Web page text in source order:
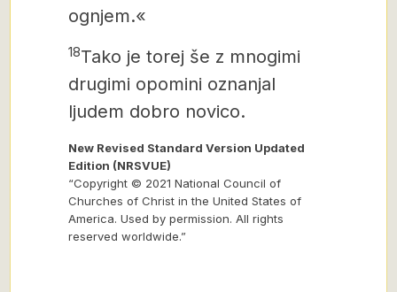
ognjem.«
18Tako je torej še z mnogimi
drugimi opomini oznanjal
ljudem dobro novico.
New Revised Standard Version Updated
Edition (NRSVUE)
“Copyright © 2021 National Council of
Churches of Christ in the United States of
America. Used by permission. All rights
reserved worldwide.”